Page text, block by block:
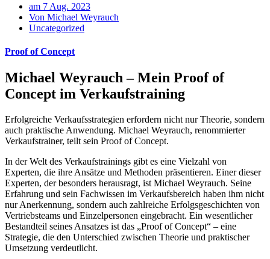
am 7 Aug. 2023
Von Michael Weyrauch
Uncategorized
Proof of Concept
Michael Weyrauch – Mein Proof of
Concept im Verkaufstraining
Erfolgreiche Verkaufsstrategien erfordern nicht nur Theorie, sondern
auch praktische Anwendung. Michael Weyrauch, renommierter
Verkaufstrainer, teilt sein Proof of Concept.
In der Welt des Verkaufstrainings gibt es eine Vielzahl von
Experten, die ihre Ansätze und Methoden präsentieren. Einer dieser
Experten, der besonders herausragt, ist Michael Weyrauch. Seine
Erfahrung und sein Fachwissen im Verkaufsbereich haben ihm nicht
nur Anerkennung, sondern auch zahlreiche Erfolgsgeschichten von
Vertriebsteams und Einzelpersonen eingebracht. Ein wesentlicher
Bestandteil seines Ansatzes ist das „Proof of Concept“ – eine
Strategie, die den Unterschied zwischen Theorie und praktischer
Umsetzung verdeutlicht.